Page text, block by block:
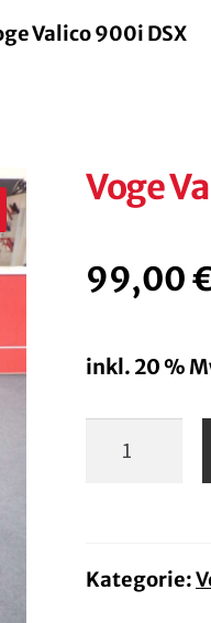
Valico 900i DSX
Voge
99,00
inkl. 20 %
Menge
Kategorie: